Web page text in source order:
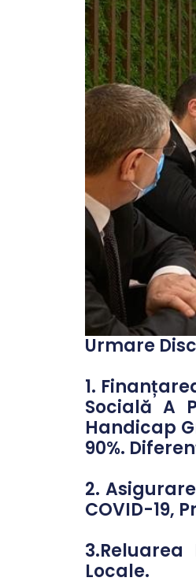
Urmare
1.
Socială A
Handicap
90%.
2.
COVID-19,
Locale.